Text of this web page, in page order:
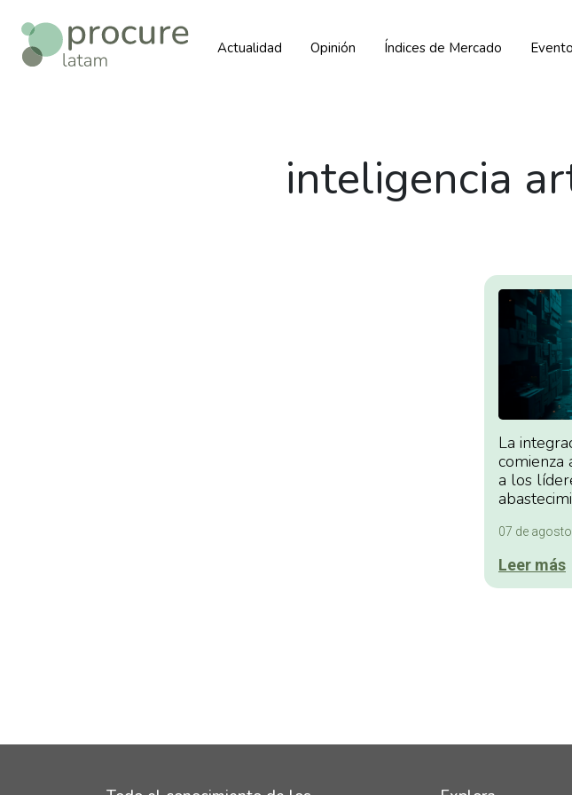
Actualidad Opinión Índices de Mercado
inteligencia
La
comienza
a los
07 de
Leer más